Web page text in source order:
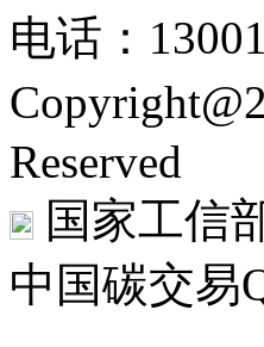
电话：
Reserved
国家工信
中国碳交易